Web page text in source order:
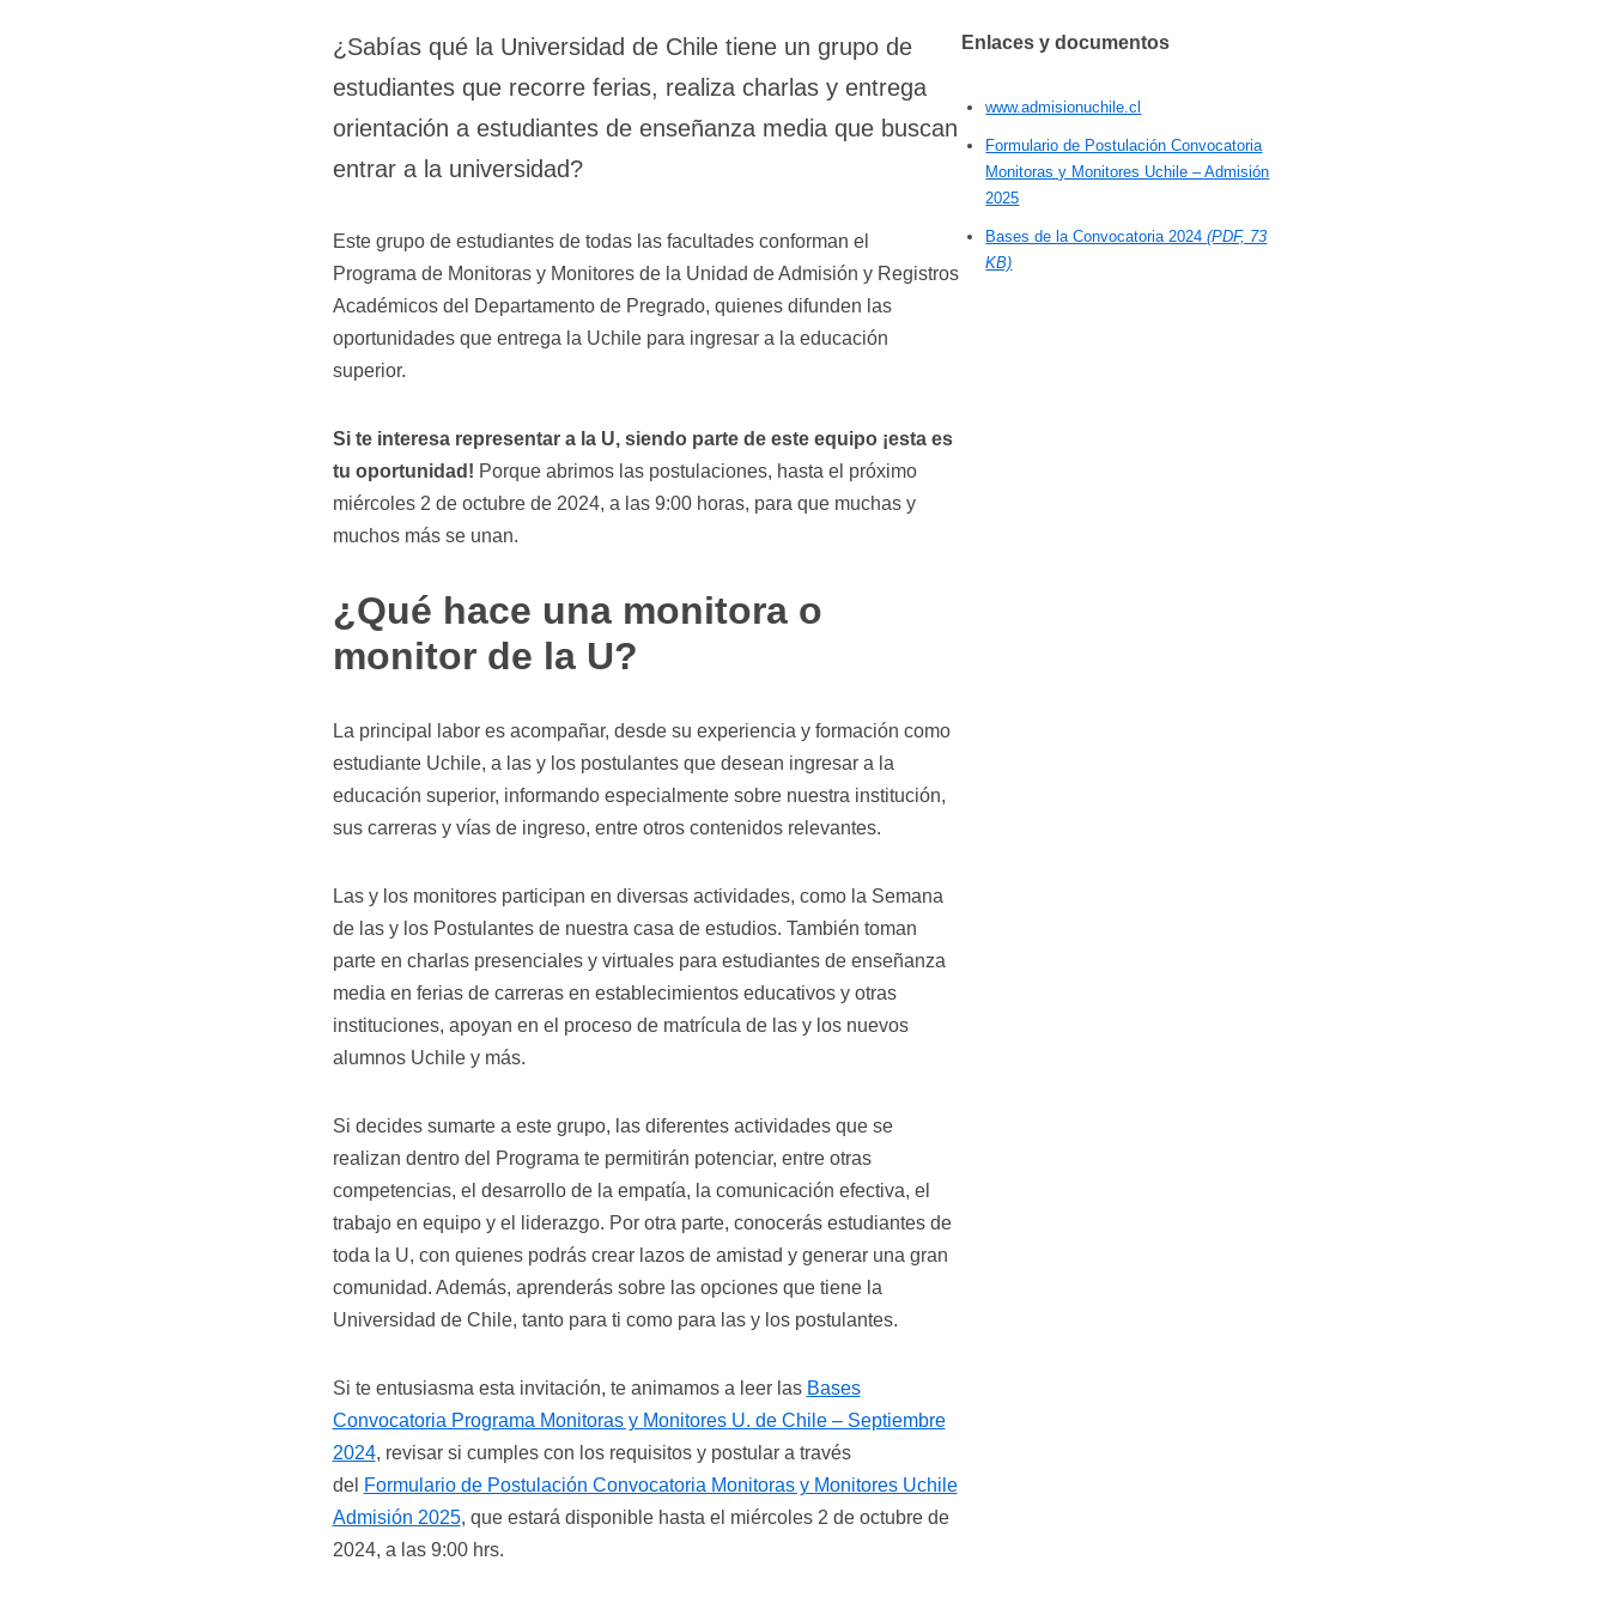
¿Sabías qué la Universidad de Chile tiene un grupo de
estudiantes que recorre ferias, realiza charlas y entrega
orientación a estudiantes de enseñanza media que buscan
entrar a la universidad?
Este grupo de estudiantes de todas las facultades conforman el
Programa de Monitoras y Monitores de la Unidad de Admisión y Registros
Académicos del Departamento de Pregrado, quienes difunden las
oportunidades que entrega la Uchile para ingresar a la educación
superior.
Si te interesa representar a la U, siendo parte de este equipo ¡esta es
tu oportunidad! Porque abrimos las postulaciones, hasta el próximo
miércoles 2 de octubre de 2024, a las 9:00 horas, para que muchas y
muchos más se unan.
¿Qué hace una monitora o
monitor de la U?
La principal labor es acompañar, desde su experiencia y formación como
estudiante Uchile, a las y los postulantes que desean ingresar a la
educación superior, informando especialmente sobre nuestra institución,
sus carreras y vías de ingreso, entre otros contenidos relevantes.
Las y los monitores participan en diversas actividades, como la Semana
de las y los Postulantes de nuestra casa de estudios. También toman
parte en charlas presenciales y virtuales para estudiantes de enseñanza
media en ferias de carreras en establecimientos educativos y otras
instituciones, apoyan en el proceso de matrícula de las y los nuevos
alumnos Uchile y más.
Si decides sumarte a este grupo, las diferentes actividades que se
realizan dentro del Programa te permitirán potenciar, entre otras
competencias, el desarrollo de la empatía, la comunicación efectiva, el
trabajo en equipo y el liderazgo. Por otra parte, conocerás estudiantes de
toda la U, con quienes podrás crear lazos de amistad y generar una gran
comunidad. Además, aprenderás sobre las opciones que tiene la
Universidad de Chile, tanto para ti como para las y los postulantes.
Si te entusiasma esta invitación, te animamos a leer las Bases
Convocatoria Programa Monitoras y Monitores U. de Chile – Septiembre
2024, revisar si cumples con los requisitos y postular a través
del Formulario de Postulación Convocatoria Monitoras y Monitores Uchile
Admisión 2025, que estará disponible hasta el miércoles 2 de octubre de
2024, a las 9:00 hrs.
Enlaces y documentos
www.admisionuchile.cl
Formulario de Postulación Convocatoria
Monitoras y Monitores Uchile – Admisión
2025
Bases de la Convocatoria 2024(PDF, 73
KB)